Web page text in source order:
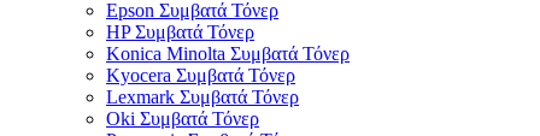
Epson Συμβατά Τόνερ
HP Συμβατά Τόνερ
Konica Minolta Συμβατά Τόνερ
Kyocera Συμβατά Τόνερ
Lexmark Συμβατά Τόνερ
Oki Συμβατά Τόνερ